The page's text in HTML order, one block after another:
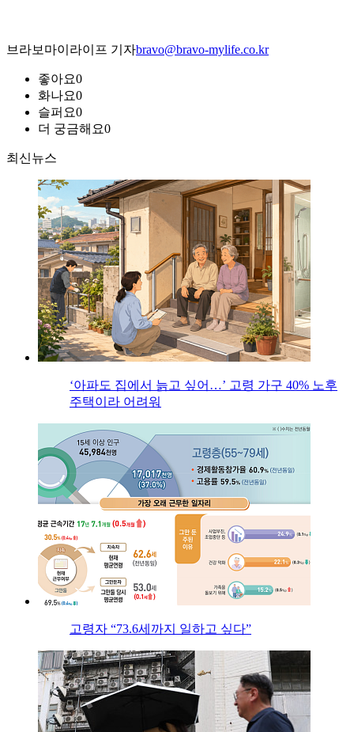
브라보마이라이프 기자bravo@bravo-mylife.co.kr
좋아요0
화나요0
슬퍼요0
더 궁금해요0
최신뉴스
‘아파도 집에서 늙고 싶어…’ 고령 가구 40% 노후
주택이라 어려워
고령자 “73.6세까지 일하고 싶다”